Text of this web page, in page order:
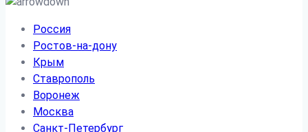
Россия
Ростов-на-дону
Крым
Ставрополь
Воронеж
Москва
Санкт-Петербург